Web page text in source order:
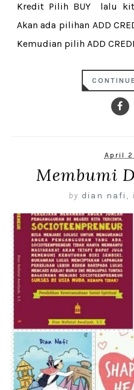
Kredit Pilih BUY lalu
Akan ada pilihan ADD
Kemudian pilih ADD
April
Membumi
by dian nafi ,